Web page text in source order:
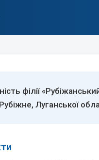
філії
Луганської